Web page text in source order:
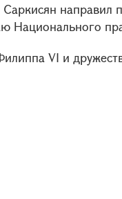
направил
Национального
VI и